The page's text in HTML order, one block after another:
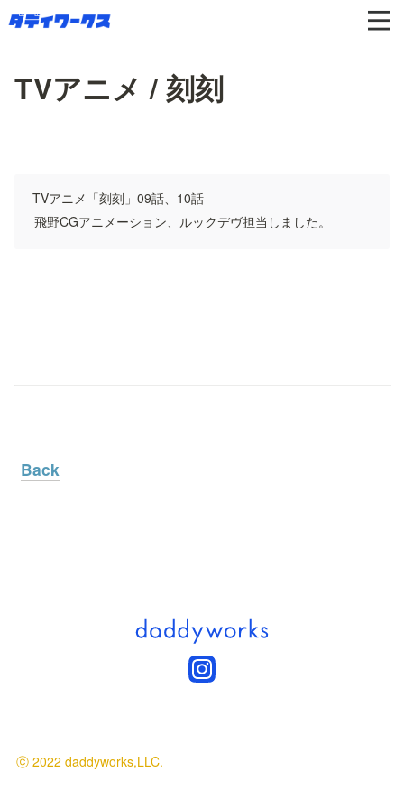
TVアニメ / 刻刻
TVアニメ「刻刻」09話、10話
飛野CGアニメーション、ルックデヴ担当しました。
Back
ⓒ 2022 daddyworks,LLC.